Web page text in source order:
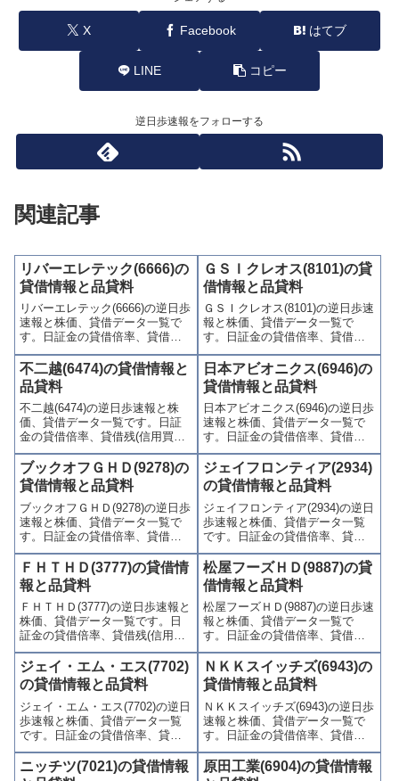
X Facebook はてブ
LINE コピー
逆日歩速報をフォローする
関連記事
リバーエレテック(6666)の
貸借情報と品貸料
リバーエレテック(6666)の逆日歩
速報と株価、貸借データ一覧で
す。日証金の貸借倍率、貸借残
(信用買残、信用売残)、品貸料
(逆日歩)、東証の週末残高、規制
(注意喚起・申込停止)など、空売
り関連情報を集計し、図解でわ
かりやすくまとめて掲載してい
ます。
ＧＳＩクレオス(8101)の貸
借情報と品貸料
ＧＳＩクレオス(8101)の逆日歩速
報と株価、貸借データ一覧で
す。日証金の貸借倍率、貸借残
(信用買残、信用売残)、品貸料
(逆日歩)、東証の週末残高、規制
(注意喚起・申込停止)など、空売
り関連情報を集計し、図解でわ
かりやすくまとめて掲載してい
ます。
不二越(6474)の貸借情報と
品貸料
不二越(6474)の逆日歩速報と株
価、貸借データ一覧です。日証
金の貸借倍率、貸借残(信用買
残、信用売残)、品貸料(逆日
歩)、東証の週末残高、規制(注意
喚起・申込停止)など、空売り関
連情報を集計し、図解でわかり
やすくまとめて掲載していま
す。
日本アビオニクス(6946)の
貸借情報と品貸料
日本アビオニクス(6946)の逆日歩
速報と株価、貸借データ一覧で
す。日証金の貸借倍率、貸借残
(信用買残、信用売残)、品貸料
(逆日歩)、東証の週末残高、規制
(注意喚起・申込停止)など、空売
り関連情報を集計し、図解でわ
かりやすくまとめて掲載してい
ます。
ブックオフＧＨＤ(9278)の
貸借情報と品貸料
ブックオフＧＨＤ(9278)の逆日歩
速報と株価、貸借データ一覧で
す。日証金の貸借倍率、貸借残
(信用買残、信用売残)、品貸料
(逆日歩)、東証の週末残高、規制
(注意喚起・申込停止)など、空売
り関連情報を集計し、図解でわ
かりやすくまとめて掲載してい
ます。
ジェイフロンティア(2934)
の貸借情報と品貸料
ジェイフロンティア(2934)の逆日
歩速報と株価、貸借データ一覧
です。日証金の貸借倍率、貸借
残(信用買残、信用売残)、品貸料
(逆日歩)、東証の週末残高、規制
(注意喚起・申込停止)など、空売
り関連情報を集計し、図解でわ
かりやすくまとめて掲載してい
ます。
ＦＨＴＨＤ(3777)の貸借情
報と品貸料
ＦＨＴＨＤ(3777)の逆日歩速報と
株価、貸借データ一覧です。日
証金の貸借倍率、貸借残(信用買
残、信用売残)、品貸料(逆日
歩)、東証の週末残高、規制(注意
喚起・申込停止)など、空売り関
連情報を集計し、図解でわかり
やすくまとめて掲載していま
す。
松屋フーズＨＤ(9887)の貸
借情報と品貸料
松屋フーズＨＤ(9887)の逆日歩速
報と株価、貸借データ一覧で
す。日証金の貸借倍率、貸借残
(信用買残、信用売残)、品貸料
(逆日歩)、東証の週末残高、規制
(注意喚起・申込停止)など、空売
り関連情報を集計し、図解でわ
かりやすくまとめて掲載してい
ます。
ジェイ・エム・エス(7702)
の貸借情報と品貸料
ジェイ・エム・エス(7702)の逆日
歩速報と株価、貸借データ一覧
です。日証金の貸借倍率、貸借
残(信用買残、信用売残)、品貸料
(逆日歩)、東証の週末残高、規制
(注意喚起・申込停止)など、空売
ＮＫＫスイッチズ(6943)の
貸借情報と品貸料
ＮＫＫスイッチズ(6943)の逆日歩
速報と株価、貸借データ一覧で
す。日証金の貸借倍率、貸借残
(信用買残、信用売残)、品貸料
(逆日歩)、東証の週末残高、規制
(注意喚起・申込停止)など、空売
ニッチツ(7021)の貸借情報
原田工業(6904)の貸借情報